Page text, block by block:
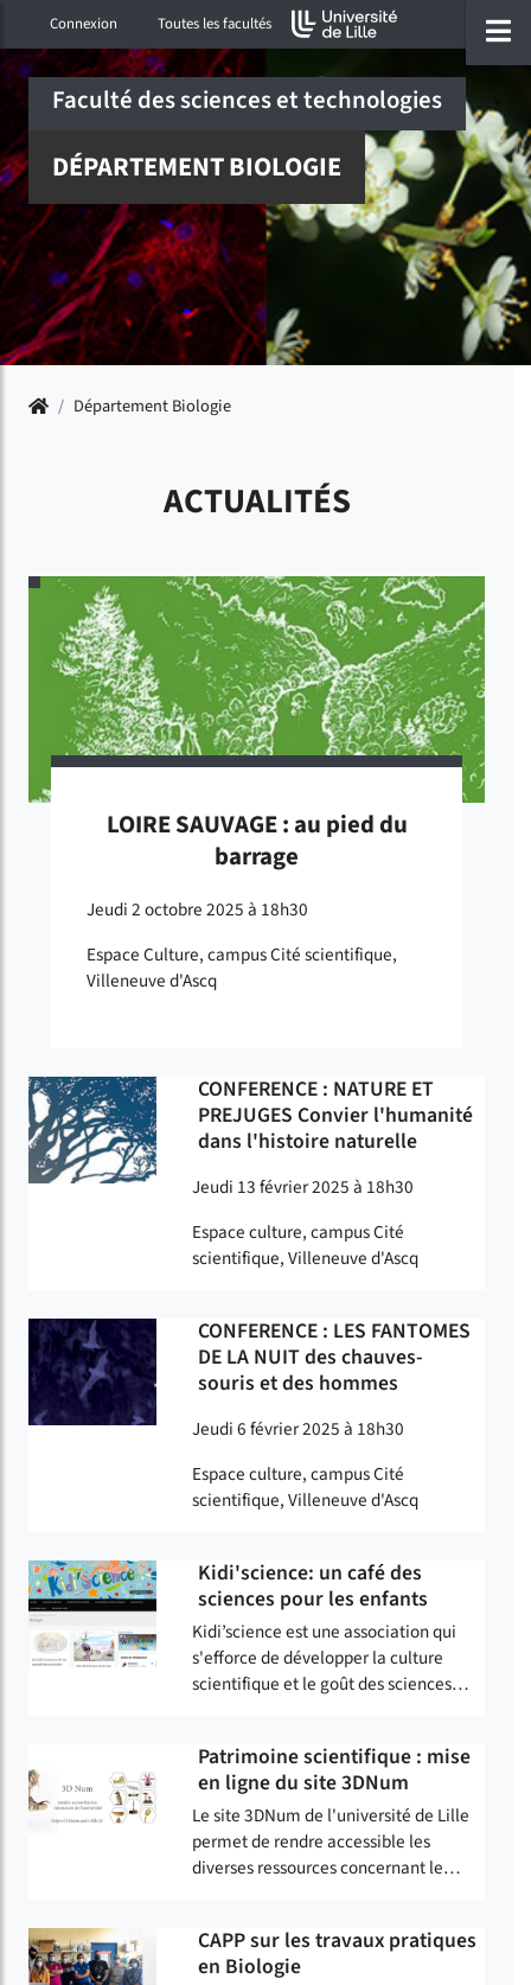
Accéder au menu principal
Accéder à la recherche
Accéder au pied de page
Connexion Toutes les facultés
menu
Faculté des sciences et technologies
DÉPARTEMENT BIOLOGIE
Accueil
/ Département Biologie
ACTUALITÉS
LOIRE SAUVAGE : au pied du
barrage
Jeudi 2 octobre 2025 à 18h30
Espace Culture, campus Cité scientifique,
Villeneuve d'Ascq
CONFERENCE : NATURE ET
PREJUGES Convier l'humanité
dans l'histoire naturelle
Jeudi 13 février 2025 à 18h30
Espace culture, campus Cité
scientifique, Villeneuve d'Ascq
CONFERENCE : LES FANTOMES
DE LA NUIT des chauves-
souris et des hommes
Jeudi 6 février 2025 à 18h30
Espace culture, campus Cité
scientifique, Villeneuve d'Ascq
Kidi'science: un café des
sciences pour les enfants
Kidi’science est une association qui
s'efforce de développer la culture
scientifique et le goût des sciences…
Patrimoine scientifique : mise
en ligne du site 3DNum
Le site 3DNum de l'université de Lille
permet de rendre accessible les
diverses ressources concernant le…
CAPP sur les travaux pratiques
en Biologie